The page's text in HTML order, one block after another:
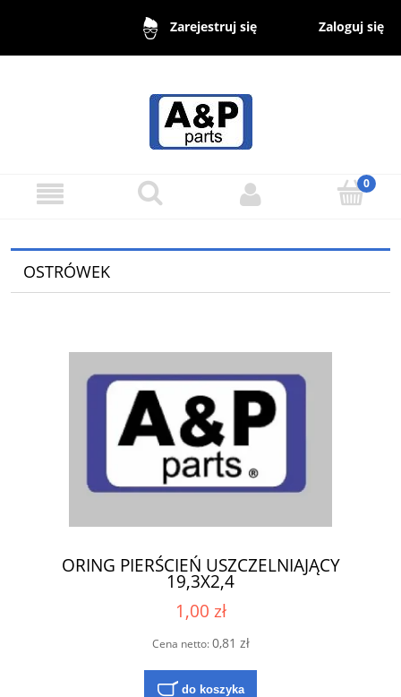
Zarejestruj się Zaloguj się
OSTRÓWEK
ORING PIERŚCIEŃ USZCZELNIAJĄCY
19,3X2,4
1,00 zł
Cena netto:0,81 zł
do koszyka